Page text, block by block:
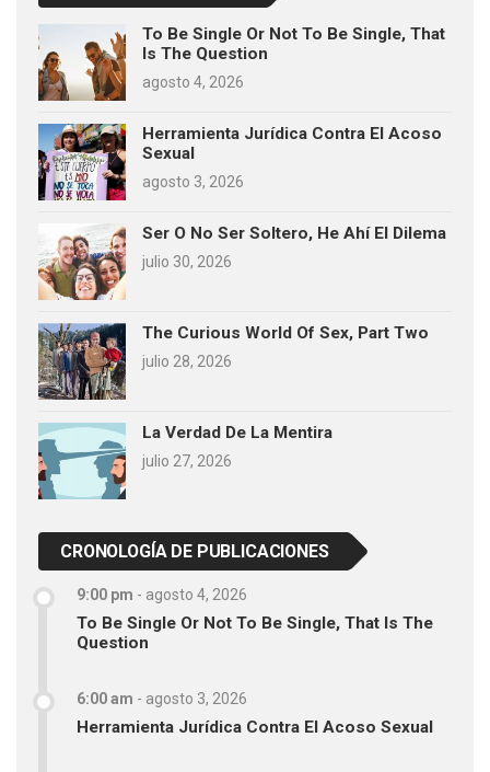
To Be Single Or Not To Be Single, That
Is The Question
agosto 4, 2026
Herramienta Jurídica Contra El Acoso
Sexual
agosto 3, 2026
Ser O No Ser Soltero, He Ahí El Dilema
julio 30, 2026
The Curious World Of Sex, Part Two
julio 28, 2026
La Verdad De La Mentira
julio 27, 2026
CRONOLOGÍA DE PUBLICACIONES
9:00 pm - agosto 4, 2026
To Be Single Or Not To Be Single, That Is The
Question
6:00 am - agosto 3, 2026
Herramienta Jurídica Contra El Acoso Sexual